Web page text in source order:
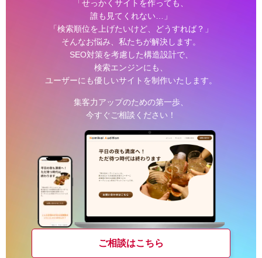
「せっかくサイトを作っても、
誰も見てくれない…」
「検索順位を上げたいけど、どうすれば？」
そんなお悩み、私たちが解決します。
SEO対策を考慮した構造設計で、
検索エンジンにも、
ユーザーにも優しいサイトを制作いたします。
集客力アップのための第一歩、
今すぐご相談ください！
ご相談はこちら